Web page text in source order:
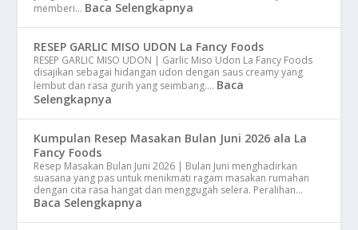
memberi… Baca Selengkapnya
RESEP GARLIC MISO UDON La Fancy Foods
RESEP GARLIC MISO UDON | Garlic Miso Udon La Fancy Foods
disajikan sebagai hidangan udon dengan saus creamy yang
lembut dan rasa gurih yang seimbang.… Baca
Selengkapnya
Kumpulan Resep Masakan Bulan Juni 2026 ala La
Fancy Foods
Resep Masakan Bulan Juni 2026 | Bulan Juni menghadirkan
suasana yang pas untuk menikmati ragam masakan rumahan
dengan cita rasa hangat dan menggugah selera. Peralihan…
Baca Selengkapnya